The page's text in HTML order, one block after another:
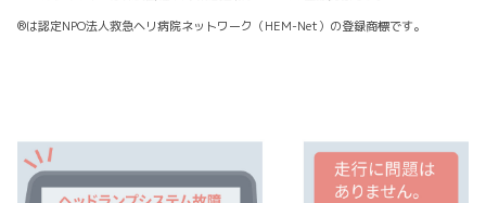
®は認定NPO法人救急ヘリ病院ネットワーク（HEM-Net）の登録商標です。